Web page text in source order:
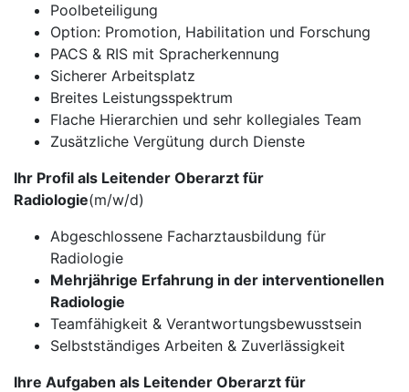
Poolbeteiligung
Option: Promotion, Habilitation und Forschung
PACS & RIS mit Spracherkennung
Sicherer Arbeitsplatz
Breites Leistungsspektrum
Flache Hierarchien und sehr kollegiales Team
Zusätzliche Vergütung durch Dienste
Ihr Profil als Leitender Oberarzt für
Radiologie(m/w/d)
Abgeschlossene Facharztausbildung für
Radiologie
Mehrjährige Erfahrung in der interventionellen
Radiologie
Teamfähigkeit & Verantwortungsbewusstsein
Selbstständiges Arbeiten & Zuverlässigkeit
Ihre Aufgaben als Leitender Oberarzt für